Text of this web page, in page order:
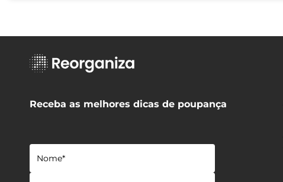
Receba as melhores dicas de poupança